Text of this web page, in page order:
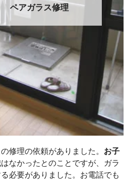
ペアガラス修理
修理の依頼がありました。 お子
なかったとのことですが、ガラ
必要がありました。お電話でも